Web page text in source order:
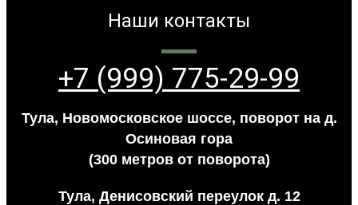
Наши контакты
+7 (999) 775-29-99
Тула, Новомосковское шоссе, поворот на д.
Осиновая гора
(300 метров от поворота)
Тула, Денисовский переулок д. 12